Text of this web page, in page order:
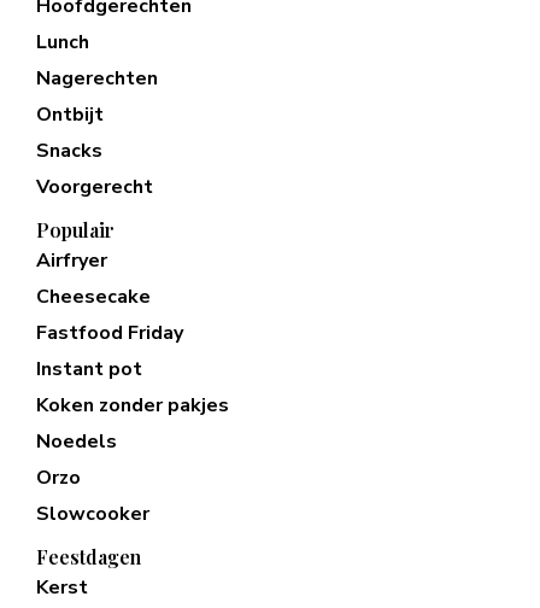
Hoofdgerechten
Lunch
Nagerechten
Ontbijt
Snacks
Voorgerecht
Populair
Airfryer
Cheesecake
Fastfood Friday
Instant pot
Koken zonder pakjes
Noedels
Orzo
Slowcooker
Feestdagen
Kerst